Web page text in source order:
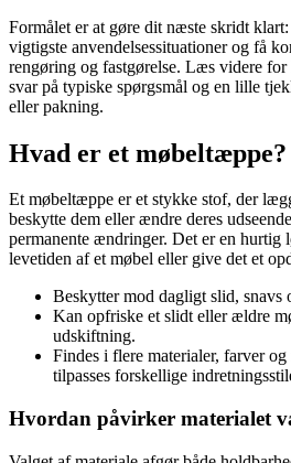
Formålet er at gøre dit næste skridt
vigtigste anvendelsessituationer og få
rengøring og fastgørelse. Læs videre
svar på typiske spørgsmål og en lille
eller pakning.
Hvad er et møbeltæppe?
Et møbeltæppe er et stykke stof, der
beskytte dem eller ændre deres
permanente ændringer. Det er en
levetiden af et møbel eller give det et
Beskytter mod dagligt slid, snavs
Kan opfriske et slidt eller ældre
udskiftning.
Findes i flere materialer, farver og
tilpasses forskellige
Hvordan påvirker materialet